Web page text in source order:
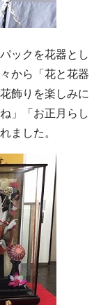
ックを花器とし
から「花と花器
飾りを楽しみに
」「お正月らし
ました。